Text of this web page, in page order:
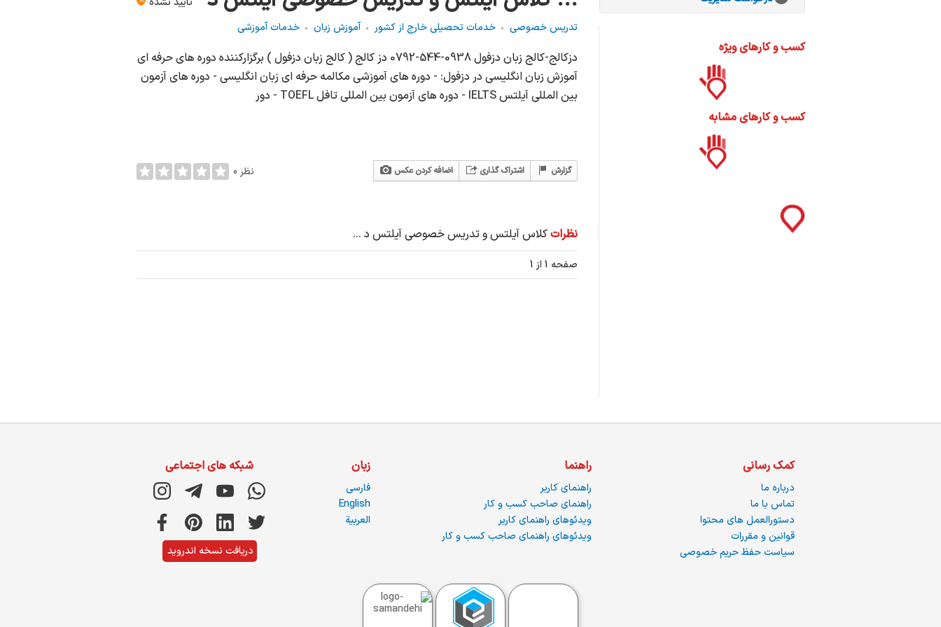
تدریس خصوصی
خدمات تحصیلی خارج از کشور آموزش زبان خدمات آموزشی
دزکالج-کالج زبان دزفول 0938-544-0792 دز کالج ( کالج زبان دزفول ) برگزارکننده دوره های حرفه ای
آموزش زبان انگلیسی در دزفول: - دوره های آموزشی مکالمه حرفه ای زبان انگلیسی - دوره های آزمون
بین المللی آیلتس IELTS - دوره های آزمون بین المللی تافل TOEFL - دور
اضافه کردن عکس اشتراک گذاری گزارش 0 نظر
نظراتکلاس آیلتس و تدریس خصوصی آیلتس د ...
صفحه 1 از 1
کسب و کارهای ویژه
کسب و کارهای مشابه
کمک رسانی
درباره ما
تماس با ما
دستورالعمل های محتوا
قوانین و مقررات
سیاست حفظ حریم خصوصی
راهنما
راهنمای کاربر
راهنمای صاحب کسب و کار
ویدئوهای راهنمای کاربر
ویدئوهای راهنمای صاحب کسب و کار
زبان
فارسی
English
العربية
شبکه های اجتماعی
دریافت نسخه اندروید